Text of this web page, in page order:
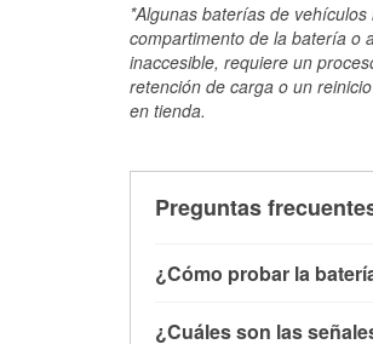
*Algunas baterías de
compartimento de la batería o
inaccesible, requiere un
retención de carga o un
en tienda.
Preguntas
¿Cómo probar la
¿Cuáles son las